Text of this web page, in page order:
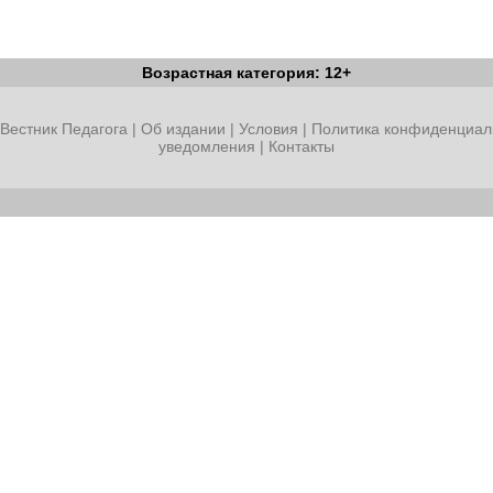
Возрастная категория: 12+
Вестник Педагога | Об издании | Условия | Политика
уведомления | Контакты